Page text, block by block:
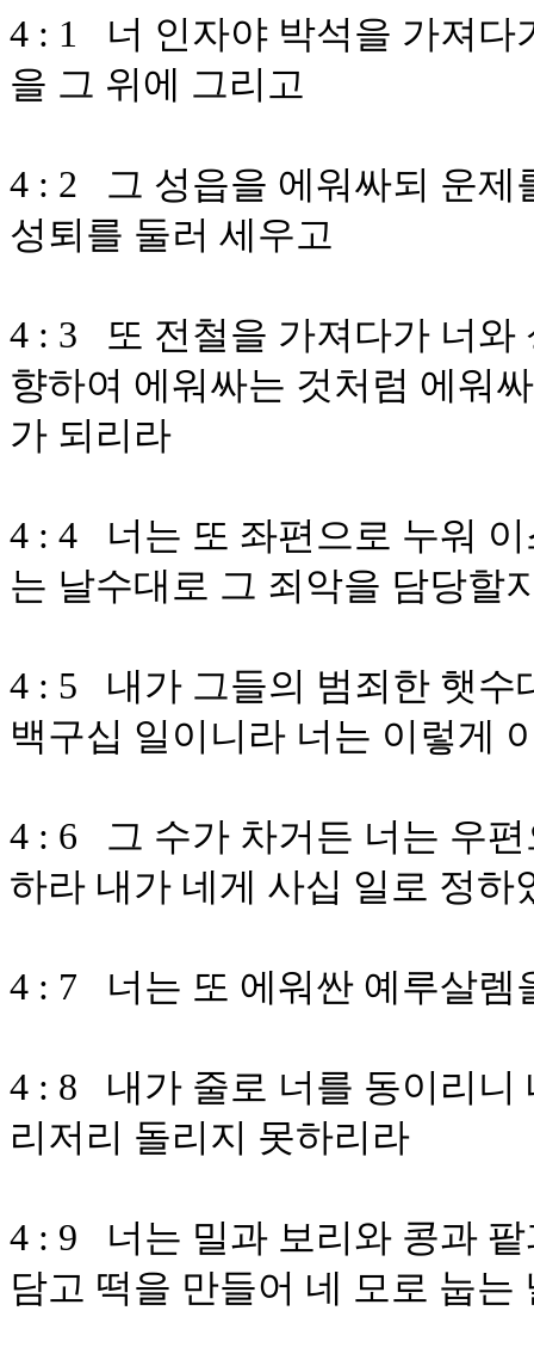
4 : 1 너 인자야 박석을 가져다
을 그 위에 그리고
4 : 2 그 성읍을 에워싸되 운제
성퇴를 둘러 세우고
4 : 3 또 전철을 가져다가 너와
향하여 에워싸는 것처럼 에워
가 되리라
4 : 4 너는 또 좌편으로 누워
는 날수대로 그 죄악을 담당할
4 : 5 내가 그들의 범죄한 햇수
백구십 일이니라 너는 이렇게
4 : 6 그 수가 차거든 너는 우
하라 내가 네게 사십 일로 정
4 : 7 너는 또 에워싼 예루살렘
4 : 8 내가 줄로 너를 동이리니
리저리 돌리지 못하리라
4 : 9 너는 밀과 보리와 콩과
담고 떡을 만들어 네 모로 눕